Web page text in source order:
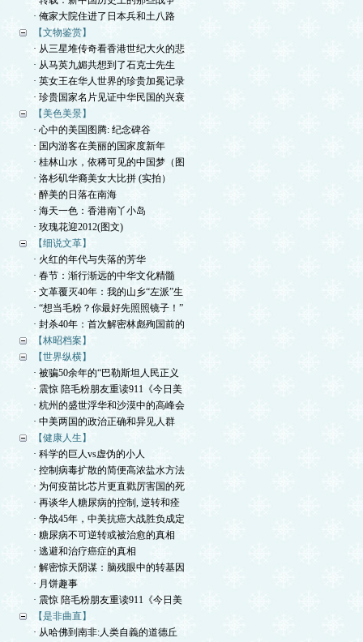
· 俺家大院住进了日本兵和土八路
【文物鉴赏】
· 从三星堆传奇看香港世纪大火的悲
· 从马英九媚共想到了石克士先生
· 英女王在华人世界的珍贵加冕记录
· 珍贵国家名片见证中华民国的兴衰
【美色美景】
· 心中的美国图腾: 纪念碑谷
· 国内游客在美丽的国家度新年
· 桂林山水，依稀可见的中国梦（图
· 洛杉矶华裔美女大比拼 (实拍）
· 醉美的日落在南海
· 海天一色：香港南丫小岛
· 玫瑰花迎2012(图文)
【细说文革】
· 火红的年代与失落的芳华
· 春节：渐行渐远的中华文化精髓
· 文革覆灭40年：我的山乡“左派”生
· “想当毛粉？你最好先照照镜子！”
· 封杀40年：首次解密林彪殉国前的
【林昭档案】
【世界纵横】
· 被骗50余年的“巴勒斯坦人民正义
· 震惊 陪毛粉朋友重读911《今日美
· 杭州的盛世浮华和沙漠中的高峰会
· 中美两国的政治正确和异见人群
【健康人生】
· 科学的巨人vs虚伪的小人
· 控制病毒扩散的简便高浓盐水方法
· 为何疫苗比芯片更直戳厉害国的死
· 再谈华人糖尿病的控制, 逆转和痊
· 争战45年，中美抗癌大战胜负成定
· 糖尿病不可逆转或被治愈的真相
· 逃避和治疗癌症的真相
· 解密惊天阴谋：脑残眼中的转基因
· 月饼趣事
· 震惊 陪毛粉朋友重读911《今日美
【是非曲直】
· 从哈佛到南非:人类自義的道德丘